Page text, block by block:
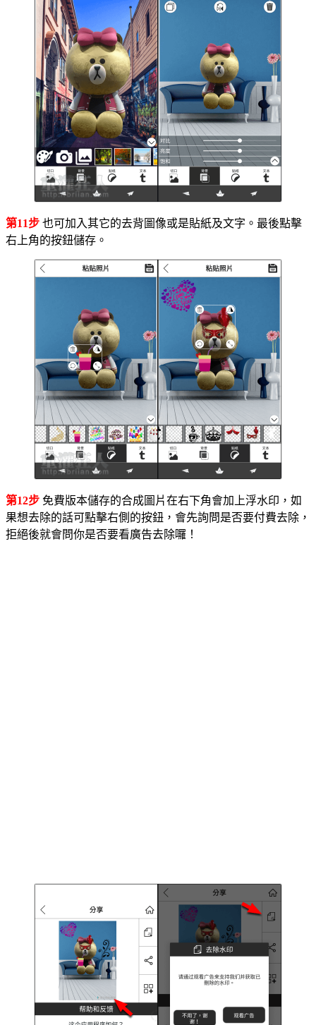
第11步 也可加入其它的去背圖像或是貼紙及文字。最後點擊
右上角的按鈕儲存。
第12步 免費版本儲存的合成圖片在右下角會加上浮水印，如
果想去除的話可點擊右側的按鈕，會先詢問是否要付費去除，
拒絕後就會問你是否要看廣告去除囉！